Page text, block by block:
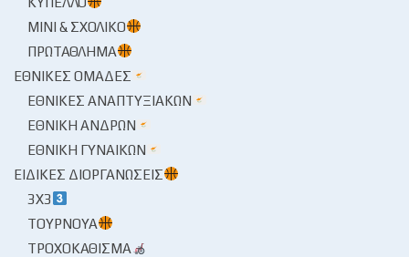
ΜΊΝΙ & ΣΧΟΛΙΚΌ
ΠΡΩΤΆΘΛΗΜΑ
ΕΘΝΙΚΈΣ ΟΜΆΔΕΣ
ΕΘΝΙΚΈΣ ΑΝΑΠΤΥΞΙΑΚΏΝ
ΕΘΝΙΚΉ ΑΝΔΡΏΝ
ΕΘΝΙΚΉ ΓΥΝΑΙΚΏΝ
ΕΙΔΙΚΈΣ ΔΙΟΡΓΑΝΏΣΕΙΣ
3X3
ΤΟΥΡΝΟΥΆ
ΤΡΟΧΟΚΆΘΙΣΜΑ